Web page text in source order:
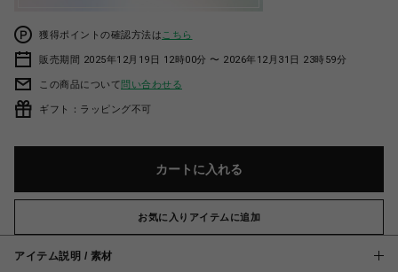
獲得ポイントの確認方法は こちら
販売期間 2025年12月19日 12時00分 〜 2026年12月31日 23時59分
この商品について問い合わせる
ギフト：ラッピング不可
カートに入れる
お気に入りアイテムに追加
アイテム説明 / 素材